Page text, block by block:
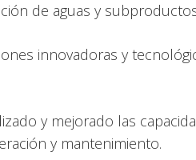
de aguas y
innovadoras y
y mejorado las
y mantenimiento.